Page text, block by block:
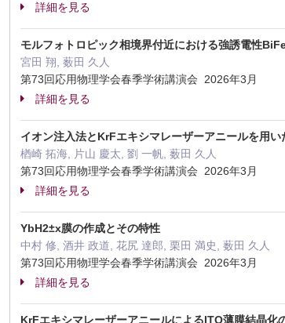
詳細を見る
モルフォトロピック相境界付近における強誘電性
宮田 翔, 薮田 久人
第73回応用物理学会春季学術講演会 2026年3月
詳細を見る
イオン注入法とKrFエキシマレーザーアニールを用
楢崎 拓海, 片山 慶太, 劉 一帆, 薮田 久人
第73回応用物理学会春季学術講演会 2026年3月
詳細を見る
YbH2±x膜の作成とその特性
中村 修, 酒井 政道, 花尻 達郎, 栗田 満史, 薮田 久人
第73回応用物理学会春季学術講演会 2026年3月
詳細を見る
KrFエキシマレーザーアニールによるITO薄膜結晶化